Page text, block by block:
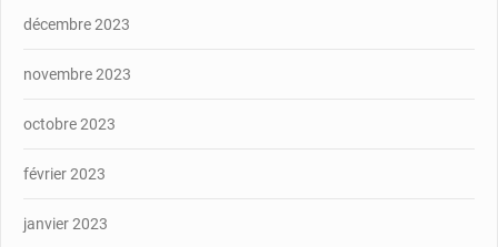
décembre 2023
novembre 2023
octobre 2023
février 2023
janvier 2023